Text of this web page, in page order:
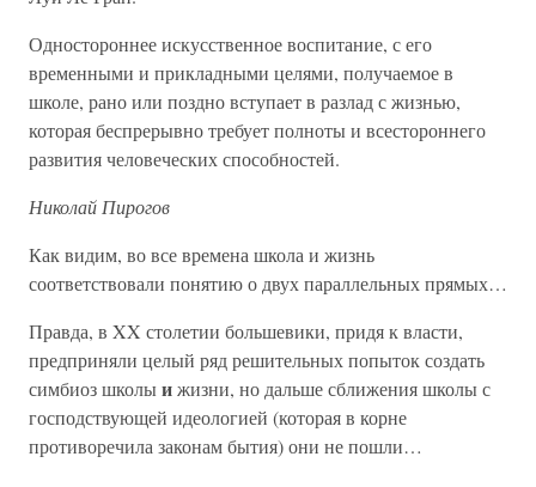
Одностороннее искусственное воспитание, с его
временными и прикладными целями, получаемое в
школе, рано или поздно вступает в разлад с жизнью,
которая беспрерывно требует полноты и всестороннего
развития человеческих способностей.
Николай Пирогов
Как видим, во все времена школа и жизнь
соответствовали понятию о двух параллельных прямых…
Правда, в XX столетии большевики, придя к власти,
предприняли целый ряд решительных попыток создать
симбиоз школыижизни, но дальше сближения школы с
господствующей идеологией (которая в корне
противоречила законам бытия) они не пошли…